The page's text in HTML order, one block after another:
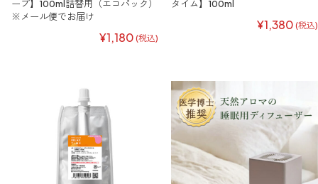
ープ】100ml詰替用（エコパック）
※メール便でお届け
¥1,180 (税込)
タイム】100ml
¥1,380 (税込)